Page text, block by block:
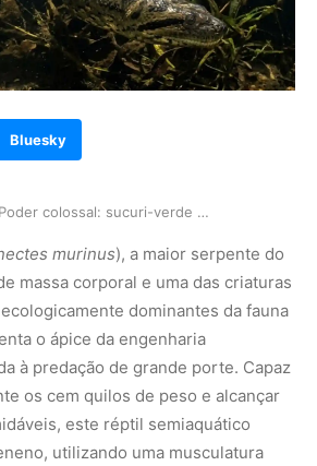
Bluesky
Poder colossal: sucuri-verde supera os cem quil…
murinus), a maior serpente do
massa corporal e uma das criaturas
dominantes da fauna
o ápice da engenharia
à predação de grande porte. Capaz
os cem quilos de peso e alcançar
este réptil semiaquático
utilizando uma musculatura